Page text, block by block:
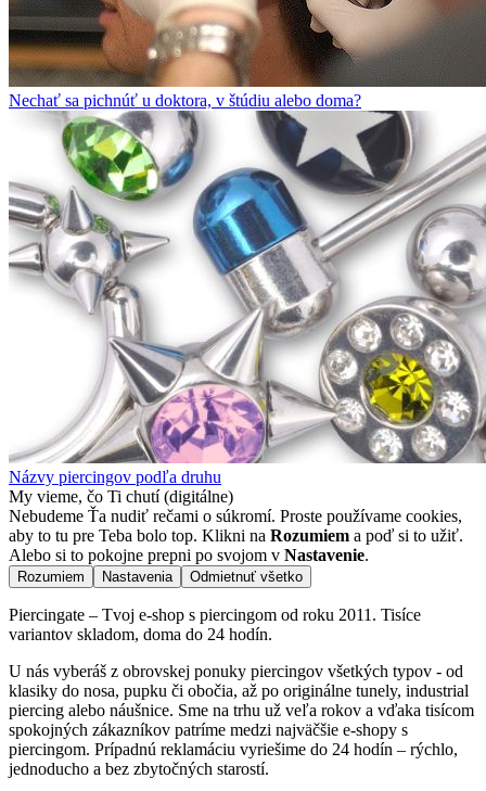
Nechať sa pichnúť u doktora, v štúdiu alebo doma?
Názvy piercingov podľa druhu
My vieme, čo Ti chutí (digitálne)
Nebudeme Ťa nudiť rečami o súkromí. Proste používame cookies,
aby to tu pre Teba bolo top. Klikni na Rozumiem a poď si to užiť.
Alebo si to pokojne prepni po svojom v Nastavenie.
Rozumiem Nastavenia Odmietnuť všetko
Piercingate – Tvoj e-shop s piercingom od roku 2011. Tisíce
variantov skladom, doma do 24 hodín.
U nás vyberáš z obrovskej ponuky piercingov všetkých typov - od
klasiky do nosa, pupku či obočia, až po originálne tunely, industrial
piercing alebo náušnice. Sme na trhu už veľa rokov a vďaka tisícom
spokojných zákazníkov patríme medzi najväčšie e-shopy s
piercingom. Prípadnú reklamáciu vyriešime do 24 hodín – rýchlo,
jednoducho a bez zbytočných starostí.